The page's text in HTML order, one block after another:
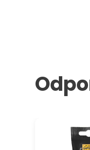
Acrylic 100 ml